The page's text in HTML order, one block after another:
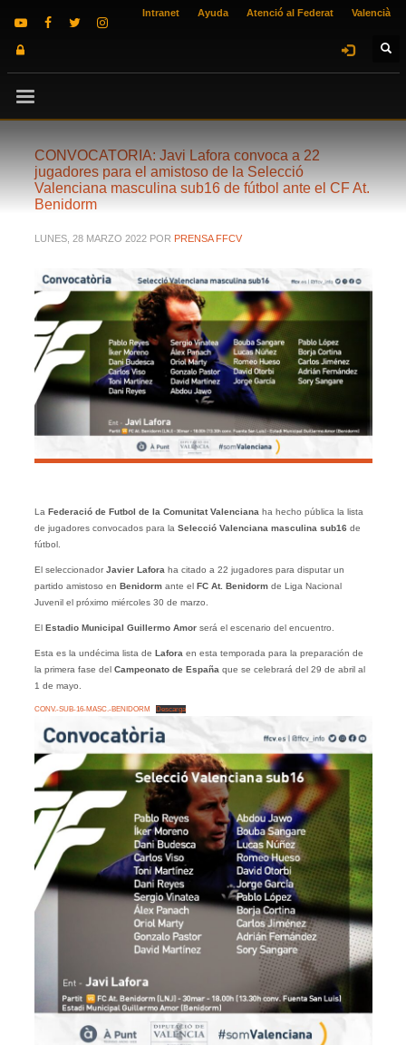
Intranet Ayuda Atenció al Federat Valencià
CONVOCATORIA: Javi Lafora convoca a 22
jugadores para el amistoso de la Selecció
Valenciana masculina sub16 de fútbol ante el CF At.
Benidorm
LUNES, 28 MARZO 2022 POR PRENSA FFCV
La Federació de Futbol de la Comunitat Valenciana ha hecho pública la lista
de jugadores convocados para la Selecció Valenciana masculina sub16 de
fútbol.
El seleccionadorJavier Lafora ha citado a 22 jugadores para disputar un
partido amistoso en Benidormante el FC At. Benidorm de Liga Nacional
Juvenil el próximo miércoles 30 de marzo.
El Estadio Municipal Guillermo Amorserá el escenario del encuentro.
Esta es la undécima lista de Lafora en esta temporada para la preparación de
la primera fase del Campeonato de España que se celebrará del 29 de abril al
1 de mayo.
CONV.-SUB-16-MASC.-BENIDORM Descarga